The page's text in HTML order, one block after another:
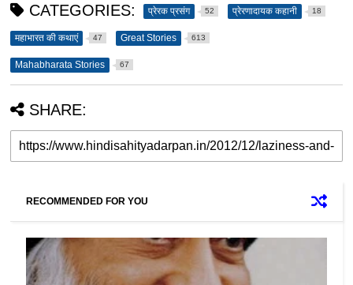
CATEGORIES: प्रेरक प्रसंग 52 प्रेरणादायक कहानी 18
महाभारत की कथाएं 47 Great Stories 613
Mahabharata Stories 67
SHARE:
RECOMMENDED FOR YOU